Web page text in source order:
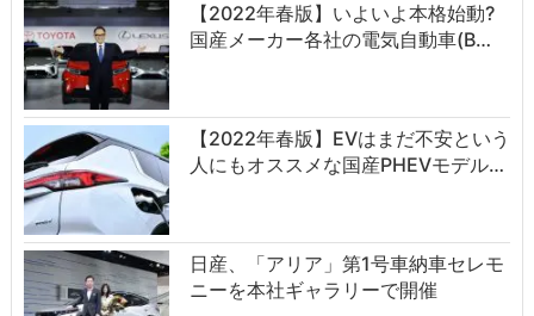
【2022年春版】いよいよ本格始動?
国産メーカー各社の電気自動車(B…
【2022年春版】EVはまだ不安という
人にもオススメな国産PHEVモデル…
日産、「アリア」第1号車納車セレモ
ニーを本社ギャラリーで開催